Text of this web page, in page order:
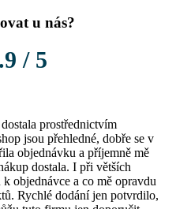
u nás?
/ 5
prostřednictvím
jsou přehledné, dobře se v
objednávku a příjemně mě
dostala. I při větších
objednávce a co mě opravdu
Rychlé dodání jen potvrdilo,